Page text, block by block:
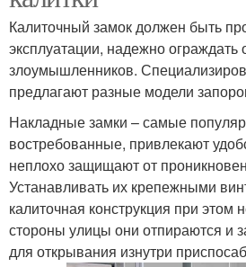
Калиточный замок должен быть
эксплуатации, надежно ограждать
злоумышленников.
предлагают разные модели
Накладные замки – самые
востребованные, привлекают
неплохо защищают от
Устанавливать их крепежными
калиточная конструкция при
стороны улицы они отпираются и
для открывания изнутри